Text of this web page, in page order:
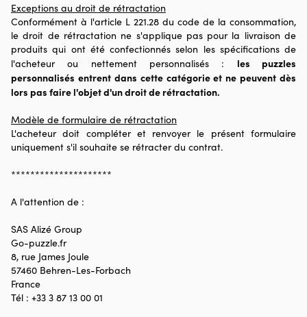
Exceptions au droit de rétractation
Conformément à l'article L 221.28 du code de la consommation,
le droit de rétractation ne s'applique pas pour la livraison de
produits qui ont été confectionnés selon les spécifications de
l'acheteur ou nettement personnalisés : les puzzles
personnalisés entrent dans cette catégorie et ne peuvent dès
lors pas faire l'objet d'un droit de rétractation.
Modèle de formulaire de rétractation
L'acheteur doit compléter et renvoyer le présent formulaire
uniquement s'il souhaite se rétracter du contrat.
*********************
A l'attention de :
SAS Alizé Group
Go-puzzle.fr
8, rue James Joule
57460 Behren-Les-Forbach
France
Tél : +33 3 87 13 00 01